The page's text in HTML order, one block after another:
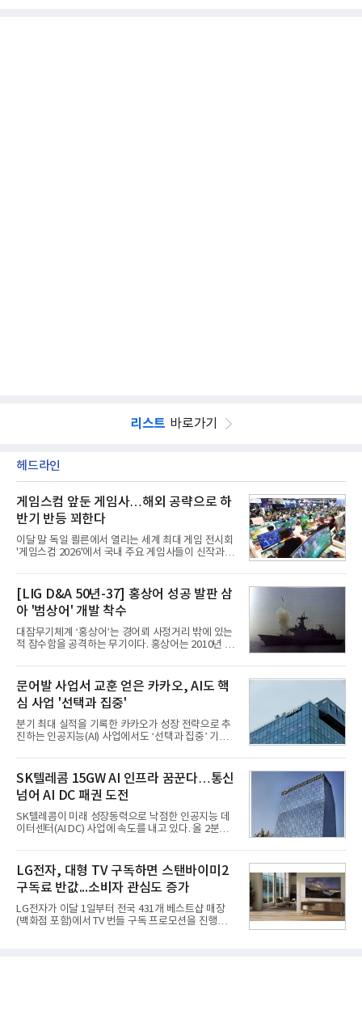
리스트 바로가기
헤드라인
게임스컴 앞둔 게임사…해외 공략으로 하
반기 반등 꾀한다
이달 말 독일 쾰른에서 열리는 세계 최대 게임 전시회
'게임스컴 2026'에서 국내 주요 게임사들이 신작과 글
체별로 엇갈린 가운데 하반기 신작 흥행과 해외 시장
성과가 실적을 좌우할 핵심 변수로 떠오르고 있다.8일
업계에 따르면 올해 상반기 게임업계는 기업별 성적
표가 크게 갈렸다. 대표적으로 크래프톤은 'PUBG: 배
틀그라운드'의 안정적인 성장에 힘입어 상반기 연결
기준 매출 2조6616억원, 영업이익 9725억원으로 역
대 최대 실적을 기록했다. 엔씨도 올해 출시한 '아이온
동기 대
[LIG D&A 50년-37] 홍상어 성공 발판 삼
아 '범상어' 개발 착수
대잠무기체계 ‘홍상어’는 경어뢰 사정거리 밖에 있는
적 잠수함을 공격하는 무기이다. 홍상어는 2010년 넥
이뤄졌다. 이후 2012년 한국형 구축함(KDX-1) 이상
의 함정에 실전 배치됐다.그해 7월 해군은 동해상에서
성능 검증을 위해 홍상어 시험발사를 실시했다. 이때
홍상어가 목표 지점에서 입수한 후 표적을 타격하지
못하고 물속에서 멈춰버리는 예상 밖의 일이 벌어졌
다. 2차 품질확인 사격 시험에서도 만족스러운 결과를
얻지 못했다. 완벽한 신뢰성 확보를 위해 LIG넥스원은
분야를
문어발 사업서 교훈 얻은 카카오, AI도 핵
심 사업 '선택과 집중'
분기 최대 실적을 기록한 카카오가 성장 전략으로 추
진하는 인공지능(AI) 사업에서도 ‘선택과 집중’ 기조
라 투자에 나서는 것과 달리, 카카오는 ‘카카오톡’이
라는 플랫폼 경쟁력을 활용한 AI 에이전트 서비스에
집중하는 전략이다. 과거 무리한 사업 확장 과정에서
겪었던 시행착오를 되풀이하지 않고 핵심 역량에 집
중하겠다는 취지로 풀이된다.7일 업계에 따르면 카카
오는 올해 2분기 연결 기준 매출 2조985억원, 영업이
익 2770억원을 기록했다. 전년 동기 대비 매출과 영업
은 4884억
SK텔레콤 15GW AI 인프라 꿈꾼다…통신
넘어 AI DC 패권 도전
SK텔레콤이 미래 성장동력으로 낙점한 인공지능 데
이터센터(AI DC) 사업에 속도를 내고 있다. 올 2분기
는 2035년까지 총 15GW(기가와트) 규모의 AI DC를
구축하겠다는 대형 청사진을 제시하면서다. 이에 따
라 경쟁 구도 역시 이동통신사인 KT, LG유플러스를
넘어 네이버, 삼성SDS 등 IT 인프라 기업으로 확장되
고 있다.7일 SK텔레콤에 따르면 회사는 올해 2분기
연결 기준 매출 4조 3591억원, 영업이익 5660억원을
기록했다. 매출은 전년 동기 대비 0.5%, 영업이익은
LG전자, 대형 TV 구독하면 스탠바이미2
구독료 반값...소비자 관심도 증가
LG전자가 이달 1일부터 전국 431개 베스트샵 매장
(백화점 포함)에서 TV 번들 구독 프로모션을 진행하고